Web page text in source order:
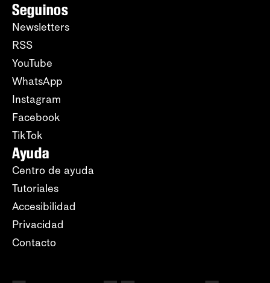
Seguinos
Newsletters
RSS
YouTube
WhatsApp
Instagram
Facebook
TikTok
Ayuda
Centro de ayuda
Tutoriales
Accesibilidad
Privacidad
Contacto